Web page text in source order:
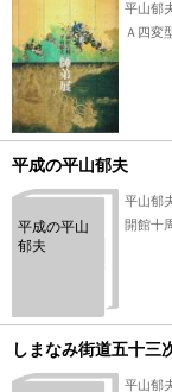
平山郁
Ａ四変
平成の平山郁夫
平成の平山
郁夫
平山郁
開館十
しまなみ街道五十
平山郁